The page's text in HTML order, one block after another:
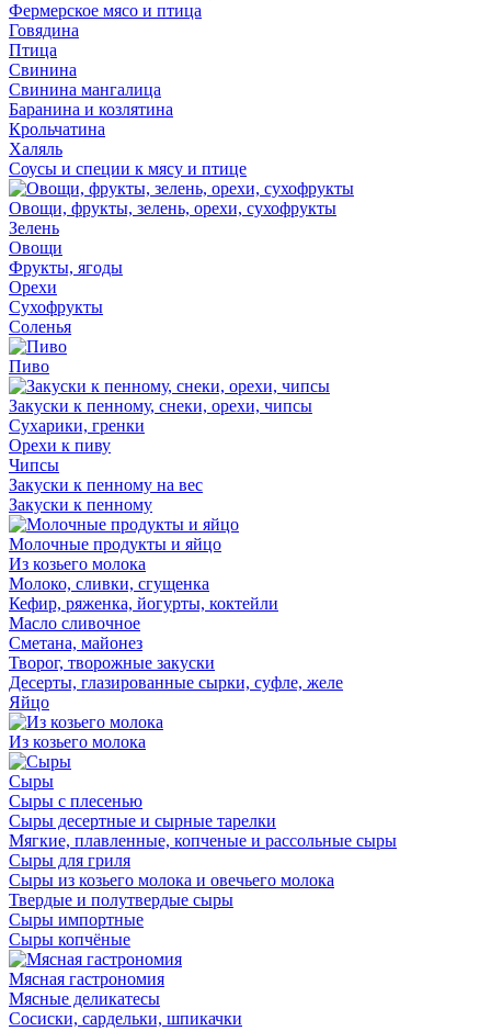
Фермерское мясо и птица
Говядина
Птица
Свинина
Свинина мангалица
Баранина и козлятина
Крольчатина
Халяль
Соусы и специи к мясу и птице
Овощи, фрукты, зелень, орехи, сухофрукты
Зелень
Овощи
Фрукты, ягоды
Орехи
Сухофрукты
Соленья
Пиво
Закуски к пенному, снеки, орехи, чипсы
Сухарики, гренки
Орехи к пиву
Чипсы
Закуски к пенному на вес
Закуски к пенному
Молочные продукты и яйцо
Из козьего молока
Молоко, сливки, сгущенка
Кефир, ряженка, йогурты, коктейли
Масло сливочное
Сметана, майонез
Творог, творожные закуски
Десерты, глазированные сырки, суфле, желе
Яйцо
Из козьего молока
Сыры
Сыры с плесенью
Сыры десертные и сырные тарелки
Мягкие, плавленные, копченые и рассольные сыры
Сыры для гриля
Сыры из козьего молока и овечьего молока
Твердые и полутвердые сыры
Сыры импортные
Сыры копчёные
Мясная гастрономия
Мясные деликатесы
Сосиски, сардельки, шпикачки